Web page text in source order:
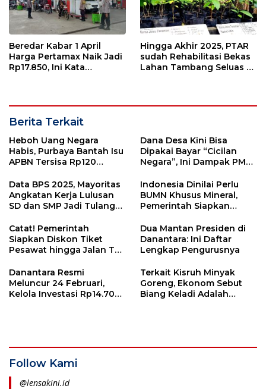
Beredar Kabar 1 April
Harga Pertamax Naik Jadi
Rp17.850, Ini Kata
Hingga Akhir 2025, PTAR
sudah Rehabilitasi Bekas
Lahan Tambang Seluas 50
Berita Terkait
Heboh Uang Negara
Habis, Purbaya Bantah Isu
APBN Tersisa Rp120
Dana Desa Kini Bisa
Dipakai Bayar “Cicilan
Negara”, Ini Dampak PMK
Data BPS 2025, Mayoritas
Angkatan Kerja Lulusan
SD dan SMP Jadi Tulang
Nasional
Indonesia Dinilai Perlu
BUMN Khusus Mineral,
Pemerintah Siapkan
Catat! Pemerintah
Siapkan Diskon Tiket
Pesawat hingga Jalan Tol
Dua Mantan Presiden di
Danantara: Ini Daftar
Lengkap Pengurusnya
Danantara Resmi
Meluncur 24 Februari,
Kelola Investasi Rp14.700
Terkait Kisruh Minyak
Goreng, Ekonom Sebut
Biang Keladi Adalah
Follow Kami
@lensakini.id